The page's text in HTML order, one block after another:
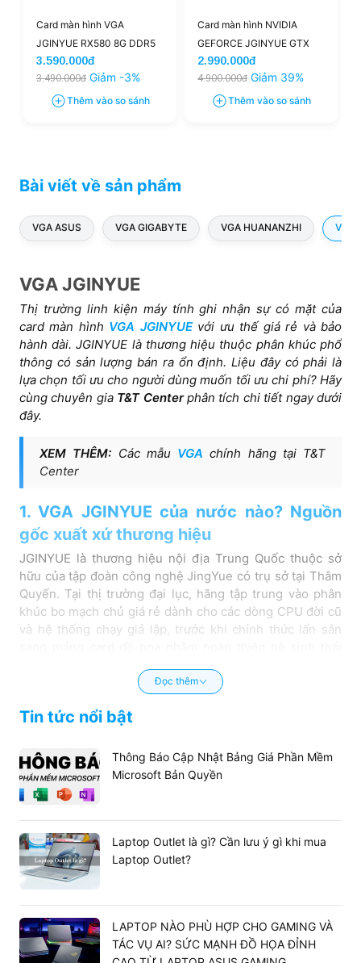
Card màn hình VGA
JGINYUE RX580 8G DDR5
3.590.000đ
3.490.000đ Giảm -3%
Thêm vào so sánh
Card màn hình NVIDIA
GEFORCE JGINYUE GTX
1060 3GB DDR5
2.990.000đ
4.900.000đ Giảm 39%
Thêm vào so sánh
Bài viết về sản phẩm
VGA ASUS VGA GIGABYTE VGA HUANANZHI VGA
VGA JGINYUE
Thị trường linh kiện máy tính ghi nhận sự có mặt của
card màn hình VGA JGINYUEvới ưu thế giá rẻ và bảo
hành dài. JGINYUE là thương hiệu thuộc phân khúc phổ
thông có sản lượng bán ra ổn định. Liệu đây có phải là
lựa chọn tối ưu cho người dùng muốn tối ưu chi phí? Hãy
cùng chuyên gia T&T Centerphân tích chi tiết ngay dưới
đây.
XEM THÊM: Các mẫu VGA chính hãng tại T&T
Center
1. VGA JGINYUE của nước nào? Nguồn
gốc xuất xứ thương hiệu
JGINYUE là thương hiệu nội địa Trung Quốc thuộc sở
hữu của tập đoàn công nghệ JingYue có trụ sở tại Thâm
Quyến. Tại thị trường đại lục, hãng tập trung vào phân
khúc bo mạch chủ giá rẻ dành cho các dòng CPU đời cũ
và hệ thống chạy giả lập, trước khi chính thức lấn sân
1.1. Lịch sử phát triển của thương hiệu
JGINYUE tại nội địa
Đọc thêm
Tin tức nổi bật
Thông Báo Cập Nhật Bảng Giá Phần Mềm
Microsoft Bản Quyền
Laptop Outlet là gì? Cần lưu ý gì khi mua
Laptop Outlet?
LAPTOP NÀO PHÙ HỢP CHO GAMING VÀ
TÁC VỤ AI? SỨC MẠNH ĐỒ HỌA ĐỈNH